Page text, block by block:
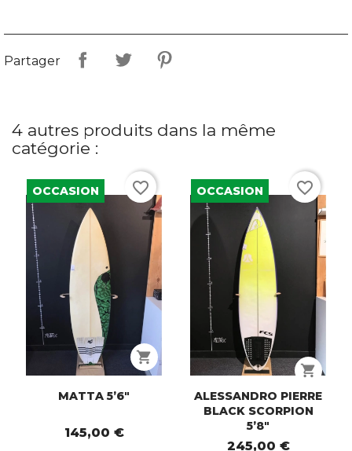
Partager
4 autres produits dans la même
catégorie :
shopping_cart
MATTA 5’6"
145,00 €
OCCASION favorite_border
shopping_cart
ALESSANDRO PIERRE
BLACK SCORPION
5’8"
245,00 €
OCCASION favorite_border